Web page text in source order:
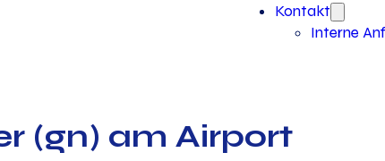
Kontakt
Interne
(gn) am Airport